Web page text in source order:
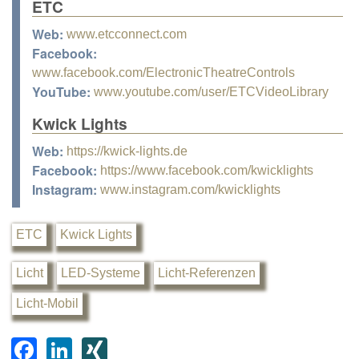
ETC
Web: www.etcconnect.com
Facebook:
www.facebook.com/ElectronicTheatreControls
YouTube: www.youtube.com/user/ETCVideoLibrary
Kwick Lights
Web: https://kwick-lights.de
Facebook: https://www.facebook.com/kwicklights
Instagram: www.instagram.com/kwicklights
ETC Kwick Lights
Licht LED-Systeme Licht-Referenzen
Licht-Mobil
F
Li